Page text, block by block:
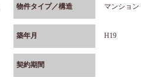
物件タイプ／構造 マンション
築年月 H19
契約期間